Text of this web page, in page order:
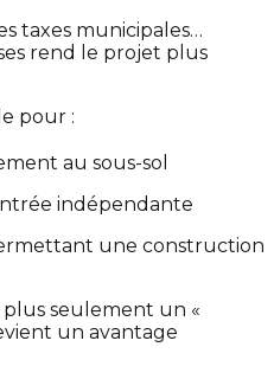
taxes municipales…
rend le projet plus
pour :
au sous-sol
indépendante
une construction
plus seulement un «
un avantage